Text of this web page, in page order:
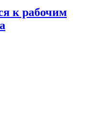
к рабочим